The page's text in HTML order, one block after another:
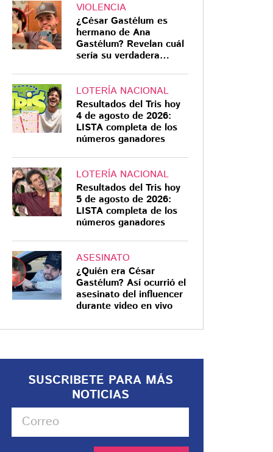
VIOLENCIA
¿César Gastélum es
hermano de Ana
Gastélum? Revelan cuál
sería su verdadera
LOTERÍA NACIONAL
Resultados del Tris hoy
4 de agosto de 2026:
LISTA completa de los
números ganadores
LOTERÍA NACIONAL
Resultados del Tris hoy
5 de agosto de 2026:
LISTA completa de los
números ganadores
ASESINATO
¿Quién era César
Gastélum? Así ocurrió el
asesinato del influencer
durante video en vivo
SUSCRIBETE PARA MÁS
NOTICIAS